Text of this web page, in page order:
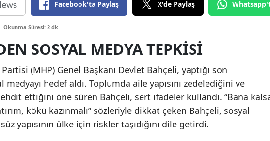
Diyarbakır
Elazığ
Erzincan
Erzurum
Eskişehir
Gaziantep
Facebook'ta Paylaş X'de Paylaş
Okunma Süresi: 2 dk
SOSYAL MEDYA TEPKISI
(MHP) Genel Başkanı Devlet Bahçeli, yaptığı son
medyayı hedef aldı. Toplumda aile yapısını zedelediğini ve
ettiğini öne süren Bahçeli, sert ifadeler kullandı. “Bana
kökü kazınmalı” sözleriyle dikkat çeken Bahçeli, sosyal
yapısının ülke için riskler taşıdığını dile getirdi.